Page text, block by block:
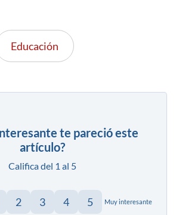
Educación
te pareció este
artículo?
Califica del 1 al 5
2 3 4 5 Muy interesante